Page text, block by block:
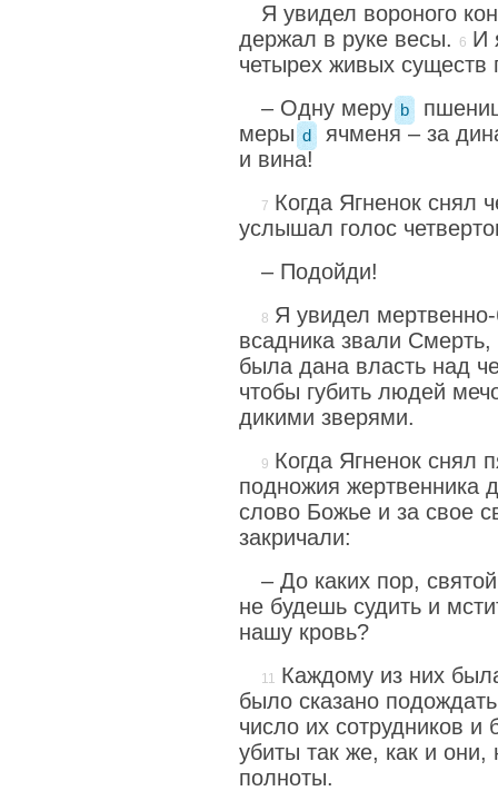
Я увидел вороного
держал в руке весы.
И
четырех живых существ
– Одну меру b
меры d
ячменя – за
и вина!
Когда Ягненок снял
услышал голос
– Подойди!
Я увидел
всадника звали
была дана власть над
чтобы губить людей
дикими зверями.
Когда Ягненок снял
подножия жертвенника
слово Божье и за свое
закричали:
– До каких пор,
не будешь судить и
нашу кровь?
Каждому из них
было сказано
число их сотрудников и
убиты так же, как и они,
полноты.